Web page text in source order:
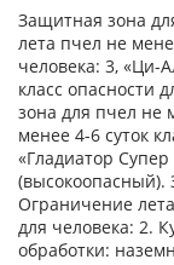
Защитная зона
лета пчел не
человека: 3, «Ци-
класс опасности
зона для пчел не
менее 4-6 суток
«Гладиатор
(высокоопасный).
Ограничение
для человека: 2.
обработки: